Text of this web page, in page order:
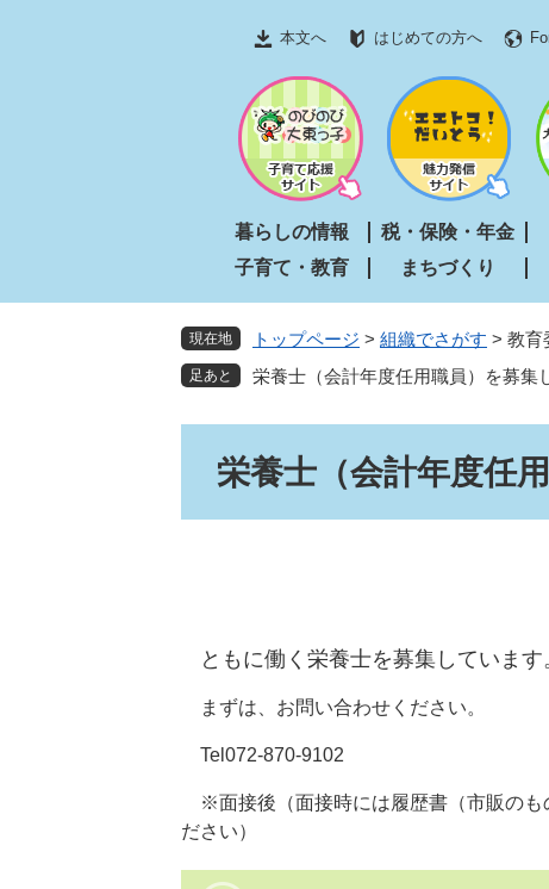
文
本文へ はじめての方へ
暮らしの情報 税・保険・年金
子育て・教育
まちづくり
現在地 トップページ > 組織でさがす > 教育
栄養士（会計年度任用職員）を募集
栄養士（会計年度任
ともに働く栄養士を募集しています
まずは、お問い合わせください。
Tel072-870-9102
※面接後（面接時には履歴書（市販のも
ださい）